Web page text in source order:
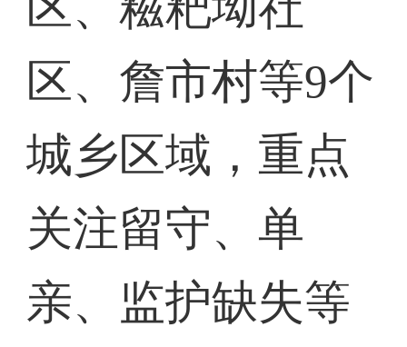
区、詹市村等9个
城乡区域，重点
关注留守、单
亲、监护缺失等